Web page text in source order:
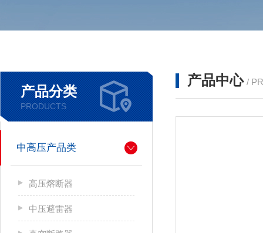
产品分类
PRODUCTS
中高压产品类
高压熔断器
中压避雷器
产品中心 /